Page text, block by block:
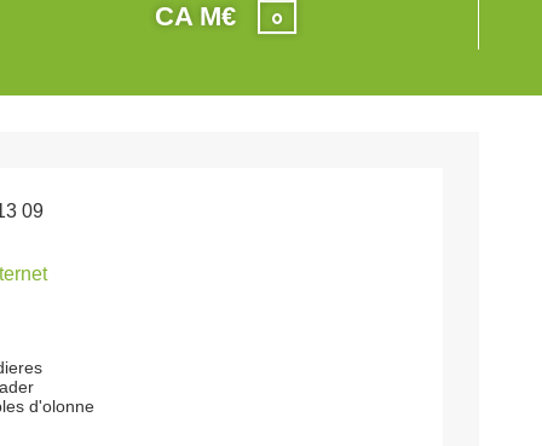
CA M€
09
d'olonne